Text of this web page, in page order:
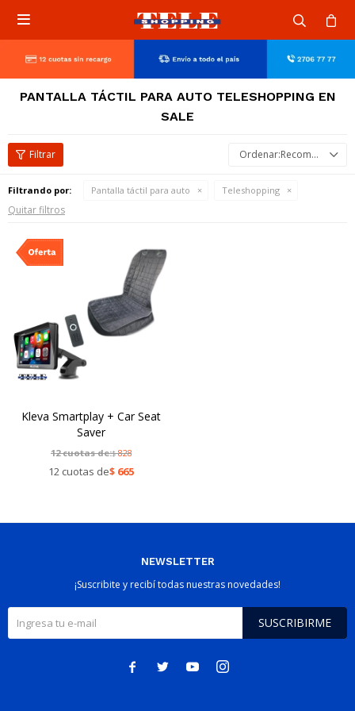

PANTALLA TÁCTIL PARA AUTO TELESHOPPING EN
SALE
Recomendados
Filtrando por: Pantalla táctil para auto Teleshopping
Quitar filtros
Kleva Smartplay + Car Seat
Saver
12 cuotas de:$828
12 cuotas de$ 665
NEWSLETTER
¡Suscribite y recibí todas nuestras novedades!
SUSCRIBIRME
   